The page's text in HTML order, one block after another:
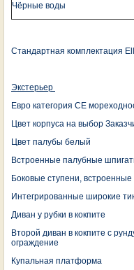
Чёрные воды
Стандартная комплектация
Экстерьер
Евро категория СЕ
Цвет корпуса на выбор
Цвет палубы белый
Встроенные палубные
Боковые ступени,
Интегрированные широкие
Диван у рубки в кокпите
Второй диван в кокпите с
ограждение
Купальная платформа